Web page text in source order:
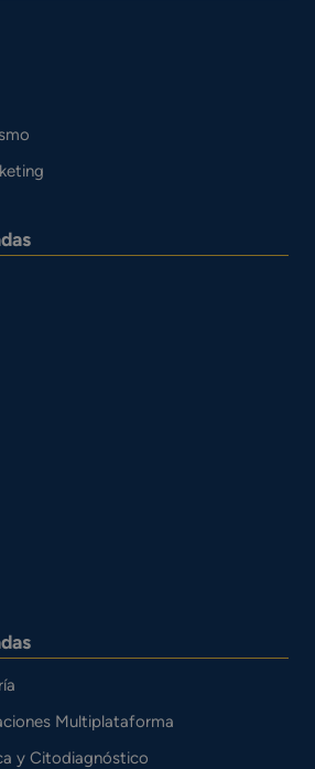
Multiplataforma
y Citodiagnóstico